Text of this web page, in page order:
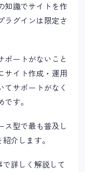
知識でサイトを作
ラグインは限定さ
ポートがないこと
サイト作成・運用
てサポートがなく
す。
ス型で最も普及し
介します。
詳しく解説して